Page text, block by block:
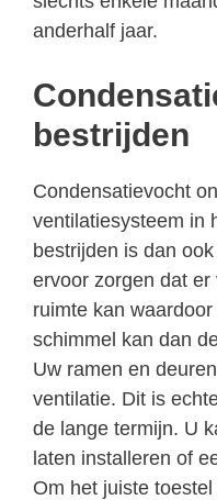
anderhalf jaar.
bestrijden
Condensatievocht
ventilatiesysteem in
bestrijden is dan
ervoor zorgen dat
ruimte kan
schimmel kan dan
Uw ramen en
ventilatie. Dit is
de lange termijn. U
laten installeren of
Om het juiste